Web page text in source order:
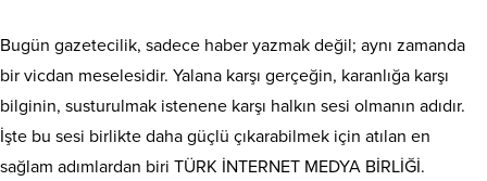
Bugün gazetecilik, sadece haber yazmak değil; aynı zamanda
bir vicdan meselesidir. Yalana karşı gerçeğin, karanlığa karşı
bilginin, susturulmak istenene karşı halkın sesi olmanın adıdır.
İşte bu sesi birlikte daha güçlü çıkarabilmek için atılan en
sağlam adımlardan biri TÜRK İNTERNET MEDYA BİRLİĞİ.